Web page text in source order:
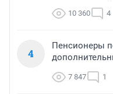
10 360 4
4
Пенсионеры
7 847 1